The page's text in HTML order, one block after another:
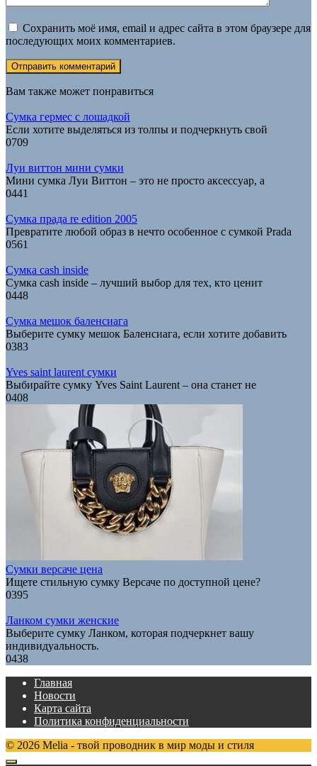
Сохранить моё имя, email и адрес сайта в этом браузере для
последующих моих комментариев.
Вам также может понравиться
Сумка гермес с лошадкой
Если хотите выделяться из толпы и подчеркнуть свой
0709
Луи виттон мини сумки
Мини сумка Луи Виттон – это не просто аксессуар, а
0441
Сумка прада re edition 2005
Превратите любой образ в нечто особенное с сумкой Prada
0561
Сумка cash inside
Сумка cash inside – лучший выбор для тех, кто ценит
0448
Сумка мешок баленсиага
Выберите сумку мешок Баленсиага, если хотите добавить
0383
Yves saint laurent сумки
Выбирайте сумку Yves Saint Laurent – она станет не
0408
Сумки версаче цена
Ищете стильную сумку Версаче по доступной цене?
0395
Ланком сумки женские
Выберите сумку Ланком, которая подчеркнет вашу
индивидуальность.
0438
Главная
Новости
Карта сайта
Политика конфиденциальности
© 2026 Melia - твой проводник в мир моды и стиля